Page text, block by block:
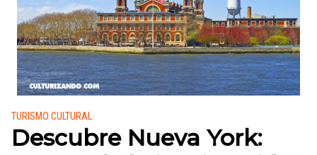
Publicado en:
TURISMO CULTURAL
Descubre Nueva York: